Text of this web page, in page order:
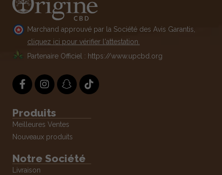
Marchand approuvé par la Société des Avis Garantis,
cliquez ici pour vérifier l'attestation.
Partenaire Officiel : https://www.upcbd.org
Produits
Meilleures Ventes
Nouveaux produits
Notre Société
Livraison